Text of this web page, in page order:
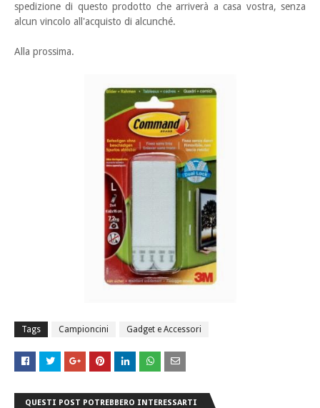
spedizione di questo prodotto che arriverà a casa vostra, senza
alcun vincolo all'acquisto di alcunché.
Alla prossima.
Tags Campioncini Gadget e Accessori
QUESTI POST POTREBBERO INTERESSARTI